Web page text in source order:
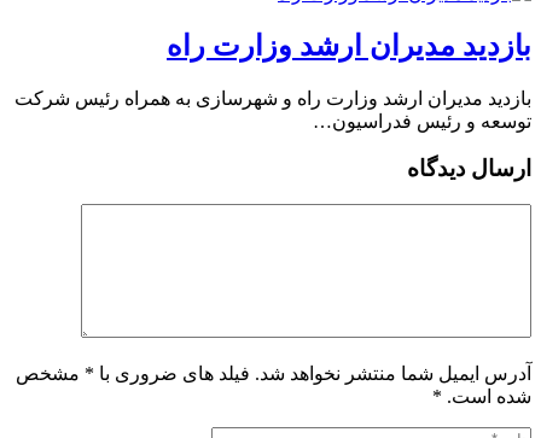
بازدید مدیران ارشد وزارت راه
بازدید مدیران ارشد وزارت راه و شهرسازی به همراه رئیس شرکت
توسعه و رئیس فدراسیون…
ارسال دیدگاه
آدرس ایمیل شما منتشر نخواهد شد. فیلد های ضروری با * مشخص
شده است. *